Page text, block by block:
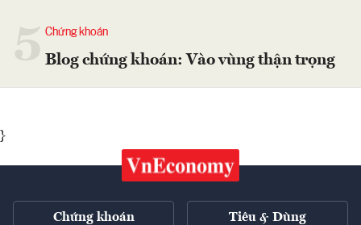
Chứng khoán
Blog chứng khoán: Vào vùng thận trọng
}
Chứng khoán Tiêu & Dùng